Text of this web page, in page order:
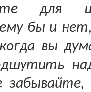
для
бы и
вы